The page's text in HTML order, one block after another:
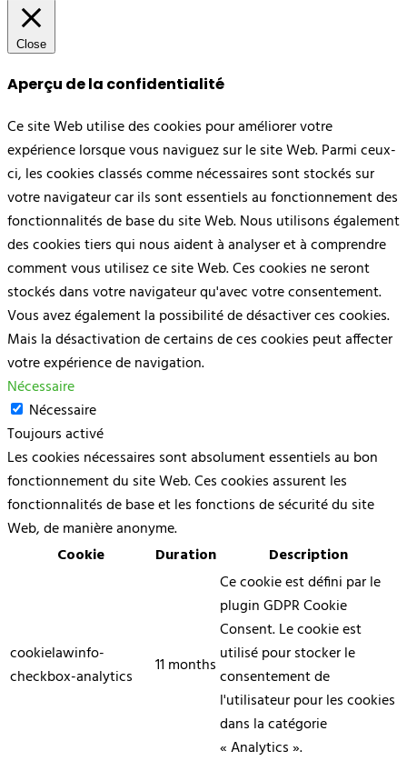
Close
Aperçu de la confidentialité
Ce site Web utilise des cookies pour améliorer votre
expérience lorsque vous naviguez sur le site Web. Parmi ceux-
ci, les cookies classés comme nécessaires sont stockés sur
votre navigateur car ils sont essentiels au fonctionnement des
fonctionnalités de base du site Web. Nous utilisons également
des cookies tiers qui nous aident à analyser et à comprendre
comment vous utilisez ce site Web. Ces cookies ne seront
stockés dans votre navigateur qu'avec votre consentement.
Vous avez également la possibilité de désactiver ces cookies.
Mais la désactivation de certains de ces cookies peut affecter
votre expérience de navigation.
Nécessaire
Nécessaire
Toujours activé
Les cookies nécessaires sont absolument essentiels au bon
fonctionnement du site Web. Ces cookies assurent les
fonctionnalités de base et les fonctions de sécurité du site
Web, de manière anonyme.
Cookie
Duration Description
cookielawinfo-
checkbox-analytics
11 months
Ce cookie est défini par le
plugin GDPR Cookie
Consent. Le cookie est
utilisé pour stocker le
consentement de
l'utilisateur pour les cookies
dans la catégorie
« Analytics ».